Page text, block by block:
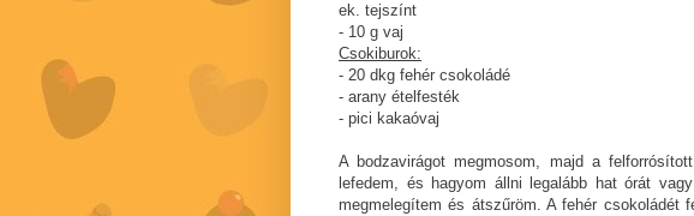
ek. tejszínt
- 10 g vaj
Csokiburok:
- 20 dkg fehér csokoládé
- arany ételfesték
- pici kakaóvaj
A bodzavirágot megmosom, majd a
lefedem, és hagyom állni legalább hat órát
megmelegítem és átszűröm. A fehér csokoládét